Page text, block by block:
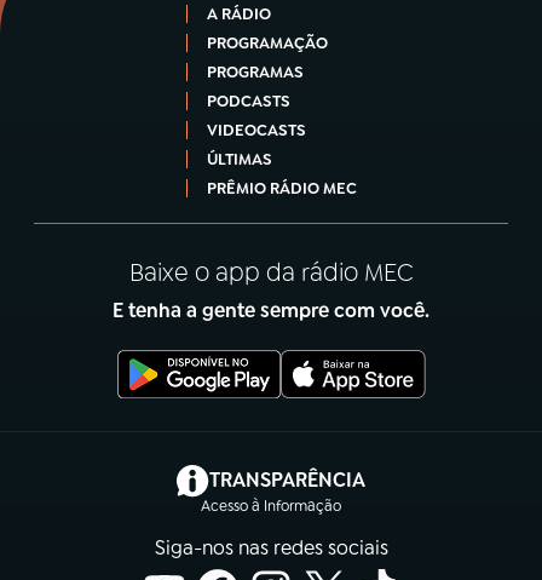
A RÁDIO
PROGRAMAÇÃO
PROGRAMAS
PODCASTS
VIDEOCASTS
ÚLTIMAS
PRÊMIO RÁDIO MEC
Baixe o app da rádio MEC
E tenha a gente sempre com você.
TRANSPARÊNCIA
Acesso à Informação
(abre em nova aba)
Siga-nos nas redes sociais